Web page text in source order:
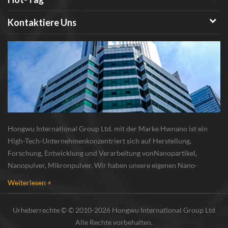
Kontaktiere Uns
Hongwu International Group Ltd. mit der Marke Hwnano ist ein
High-Tech-Unternehmenkonzentriert sich auf Herstellung,
Forschung, Entwicklung und Verarbeitung vonNanopartikel,
Nanopulver, Mikronpulver. Wir haben unsere eigenen Nano-
Weiterlesen +
Urheberrechte © © 2010-2026 Hongwu International Group Ltd
Alle Rechte vorbehalten.